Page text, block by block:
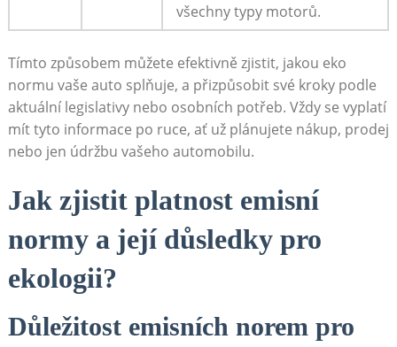
všechny​ typy motorů.
Tímto ​způsobem můžete efektivně zjistit, jakou eko ​
normu vaše auto splňuje,⁤ a přizpůsobit ‌své ⁢kroky podle
aktuální legislativy nebo osobních potřeb. Vždy se vyplatí
mít tyto informace po ruce, ať už plánujete nákup, ‍prodej
nebo jen ‌údržbu vašeho automobilu.
Jak zjistit platnost emisní
normy a její důsledky pro
ekologii?
Důležitost emisních norem pro